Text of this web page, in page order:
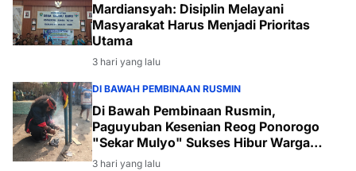
Mardiansyah: Disiplin Melayani
Masyarakat Harus Menjadi Prioritas
Utama
3 hari yang lalu
DI BAWAH PEMBINAAN RUSMIN
Di Bawah Pembinaan Rusmin,
Paguyuban Kesenian Reog Ponorogo
"Sekar Mulyo" Sukses Hibur Warga
Desa Payabakal
3 hari yang lalu